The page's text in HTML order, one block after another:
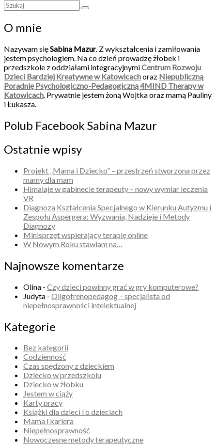
Share
O mnie
Nazywam sięSabina Mazur. Z wykształcenia i zamiłowania
jestem psychologiem. Na co dzień prowadzę żłobek i
przedszkole z oddziałami integracyjnymiCentrum Rozwoju
Dzieci Bardziej Kreatywne w Katowicachoraz Niepubliczną
Poradnię Psychologiczno-Pedagogiczną 4MIND Therapy w
Katowicach. Prywatnie jestem żoną Wojtka oraz mamą Pauliny
i Łukasza.
Polub Facebook Sabina Mazur
Ostatnie wpisy
Projekt „Mama i Dziecko” – przestrzeń stworzona przez
mamy dla mam
Himalaje w gabinecie terapeuty – nowy wymiar leczenia
VR
Diagnoza Kształcenia Specjalnego w Kierunku Autyzmu i
Zespołu Aspergera: Wyzwania, Nadzieje i Metody
Diagnozy
Minisprzęt wspierający terapię online
W Nowym Roku stawiam na…
Najnowsze komentarze
Olina - Czy dzieci powinny grać w gry komputerowe?
Judyta - Oligofrenopedagog – specjalista od
niepełnosprawności intelektualnej
Kategorie
Bez kategorii
Codzienność
Czas spędzony z dzieckiem
Dziecko w przedszkolu
Dziecko w żłobku
Jestem w ciąży
Karty pracy
Książki dla dzieci i o dzieciach
Mama i kariera
Niepełnosprawność
Nowoczesne metody terapeutyczne